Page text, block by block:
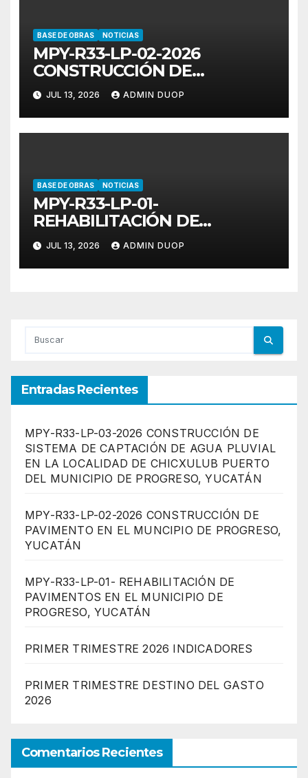
BASE DE OBRAS NOTICIAS
MPY-R33-LP-02-2026
CONSTRUCCIÓN DE
PAVIMENTO EN EL MUNCIPIO
DE PROGRESO, YUCATÁN
JUL 13, 2026 ADMIN DUOP
BASE DE OBRAS NOTICIAS
MPY-R33-LP-01-
REHABILITACIÓN DE
PAVIMENTOS EN EL
MUNICIPIO DE PROGRESO,
YUCATÁN
JUL 13, 2026 ADMIN DUOP
Entradas Recientes
MPY-R33-LP-03-2026 CONSTRUCCIÓN DE
SISTEMA DE CAPTACIÓN DE AGUA PLUVIAL
EN LA LOCALIDAD DE CHICXULUB PUERTO
DEL MUNICIPIO DE PROGRESO, YUCATÁN
MPY-R33-LP-02-2026 CONSTRUCCIÓN DE
PAVIMENTO EN EL MUNCIPIO DE PROGRESO,
YUCATÁN
MPY-R33-LP-01- REHABILITACIÓN DE
PAVIMENTOS EN EL MUNICIPIO DE
PROGRESO, YUCATÁN
PRIMER TRIMESTRE 2026 INDICADORES
PRIMER TRIMESTRE DESTINO DEL GASTO
2026
Comentarios Recientes